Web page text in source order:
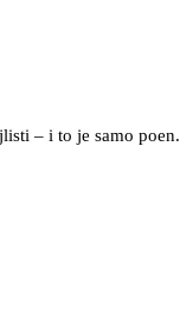
– i to je samo poen.